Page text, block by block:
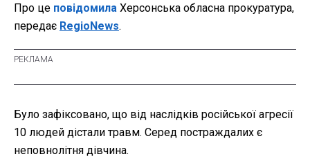
Про це повідомила Херсонська обласна прокуратура,
передає RegioNews.
Було зафіксовано, що від наслідків російської агресії
10 людей дістали травм. Серед постраждалих є
неповнолітня дівчина.